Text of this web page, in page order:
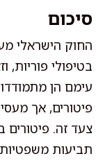
סיכום
החוק הישראלי
בטיפולי פוריות,
עימם הן
פיטורים, אך
צעד זה. פיטורים
תביעות